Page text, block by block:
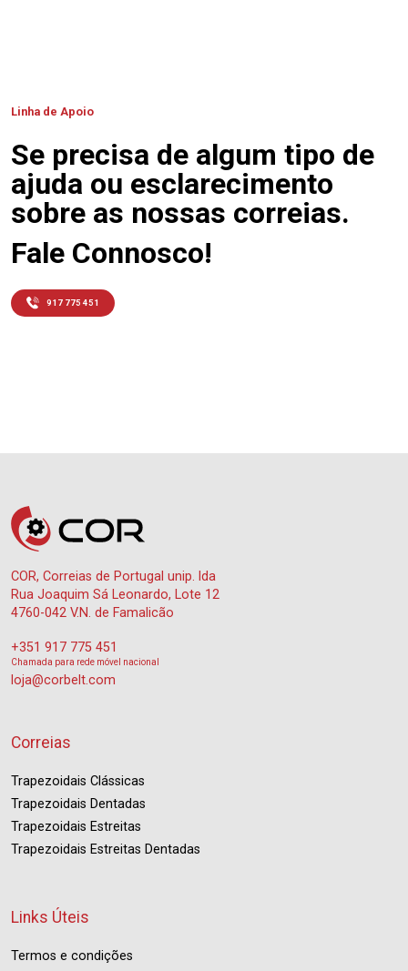
Linha de Apoio
Se precisa de algum tipo de
ajuda ou esclarecimento
sobre as nossas correias.
Fale Connosco!
917 775 451
COR, Correias de Portugal unip. lda
Rua Joaquim Sá Leonardo, Lote 12
4760-042 V.N. de Famalicão
+351 917 775 451
Chamada para rede móvel nacional
loja@corbelt.com
Correias
Trapezoidais Clássicas
Trapezoidais Dentadas
Trapezoidais Estreitas
Trapezoidais Estreitas Dentadas
Links Úteis
Termos e condições